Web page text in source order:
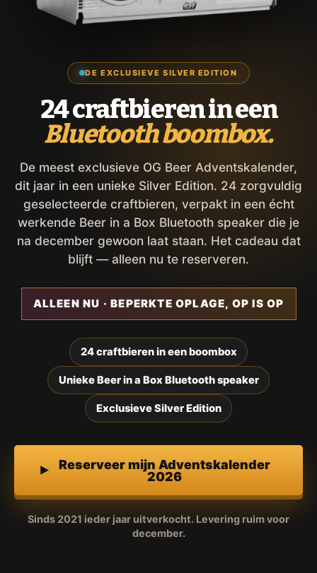
DE EXCLUSIEVE SILVER EDITION
24 craftbieren in een
Bluetooth boombox.
De meest exclusieve OG Beer Adventskalender,
dit jaar in een unieke Silver Edition. 24 zorgvuldig
geselecteerde craftbieren, verpakt in een écht
werkende Beer in a Box Bluetooth speaker die je
na december gewoon laat staan. Het cadeau dat
blijft — alleen nu te reserveren.
ALLEEN NU · BEPERKTE OPLAGE, OP IS OP
24 craftbieren in een boombox
Unieke Beer in a Box Bluetooth speaker
Exclusieve Silver Edition
Reserveer mijn Adventskalender
2026
Sinds 2021 ieder jaar uitverkocht. Levering ruim voor
december.